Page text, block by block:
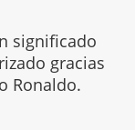
significado
gracias
Ronaldo.